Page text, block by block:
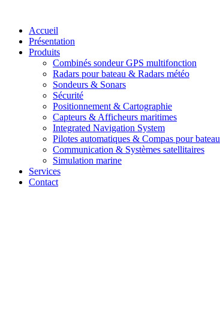
contenuAccueil
Présentation
Produits
Combinés sondeur GPS multifonction
Radars pour bateau & Radars météo
Sondeurs & Sonars
Sécurité
Positionnement & Cartographie
Capteurs & Afficheurs maritimes
Integrated Navigation System
Pilotes automatiques & Compas pour bateau
Communication & Systèmes satellitaires
Simulation marine
Services
Contact